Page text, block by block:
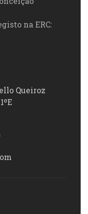
na ERC:
Queiroz